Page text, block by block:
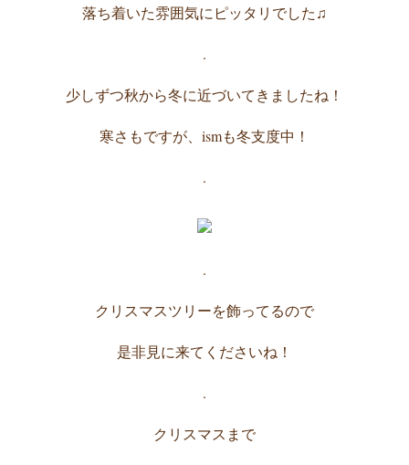
落ち着いた雰囲気にピッタリでした♫
.
少しずつ秋から冬に近づいてきましたね！
寒さもですが、ismも冬支度中！
.
.
クリスマスツリーを飾ってるので
是非見に来てくださいね！
.
クリスマスまで